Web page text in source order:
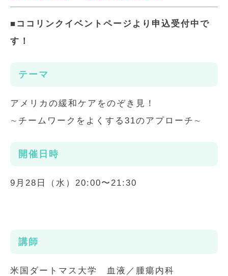
■ココリンクイベントページより申込受付中で
す！
テーマ
アメリカの緩和ケアをのぞき見！
∼チームワークをよくする31のアプローチ∼
開催日時
9月28日（水）20:00〜21:30
講師
米国ダートマス大学 血液／腫瘍内科